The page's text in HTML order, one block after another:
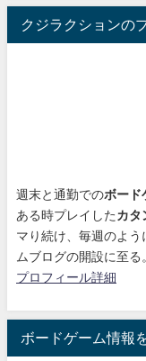
クジラクションの
週末と通勤でのボード
ある時プレイした カタ
マり続け 、毎週のよ
ムブログの開設に至る
プロフィール詳細
ボードゲーム情報